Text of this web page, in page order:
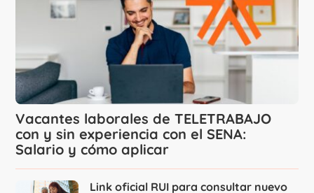
Vacantes laborales de TELETRABAJO
con y sin experiencia con el SENA:
Salario y cómo aplicar
Link oficial RUI para consultar nuevo